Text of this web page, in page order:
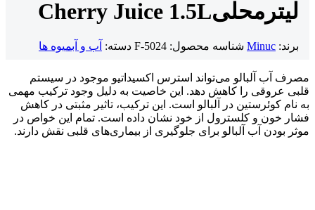
لیتر محلیCherry Juice 1.5L
برند: Minuc شناسه محصول: F-5024 دسته: آب و آبمیوه ها
مصرف آب آلبالو می‌تواند استرس اکسیداتیو موجود در سیستم
قلبی عروقی را کاهش دهد. این خاصیت به دلیل وجود ترکیب مهمی
به نام کوئرستین در آلبالو است. این ترکیب، تاثیر مثبتی در کاهش
فشار خون و کلسترول از خود نشان داده است. تمام این خواص در
موثر بودن آب آلبالو برای جلوگیری از بیماری‌های قلبی نقش دارند.